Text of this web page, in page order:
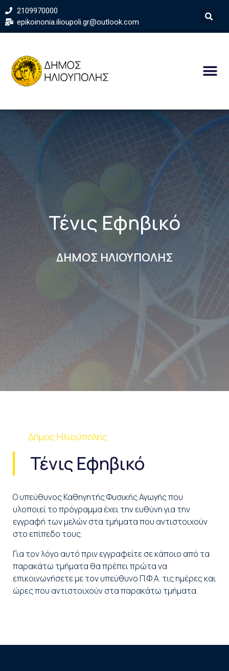
2109970000
epikoinonia.ilioupoli.gr@outlook.com
Τένις Εφηβικό
ΔΗΜΟΣ ΗΛΙΟΥΠΟΛΗΣ
Δήμος Ηλιούπολης
Τένις Εφηβικό
Ο υπεύθυνος Καθηγητής Φυσικής Αγωγής που
υλοποιεί το πρόγραμμα έχει την ευθύνη για την
εγγραφή των μελών στα τμήματα που αντιστοιχούν
στο επίπεδο τους.
Για τον λόγο αυτό πριν εγγραφείτε σε κάποιο από τα
παρακάτω τμήματα θα πρέπει πρώτα να
επικοινωνήσετε με τον υπεύθυνο Π.Φ.Α. τις ημέρες και
ώρες που αντιστοιχούν στα παρακάτω τμήματα.